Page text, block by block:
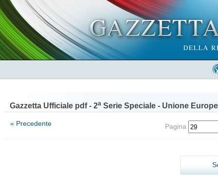
Gazzetta Ufficiale pdf - 2a Serie Speciale - Unione
« Precedente Pagina